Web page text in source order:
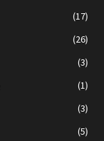
(17)
(26)
(3)
(1)
(3)
(5)